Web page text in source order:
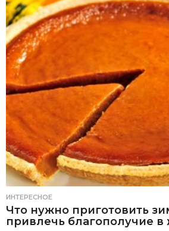
ИНТЕРЕСНОЕ
Что нужно приготовить
привлечь благополучие в